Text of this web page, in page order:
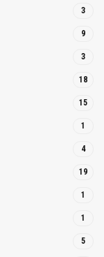
3
9
3
18
15
1
4
19
1
1
5